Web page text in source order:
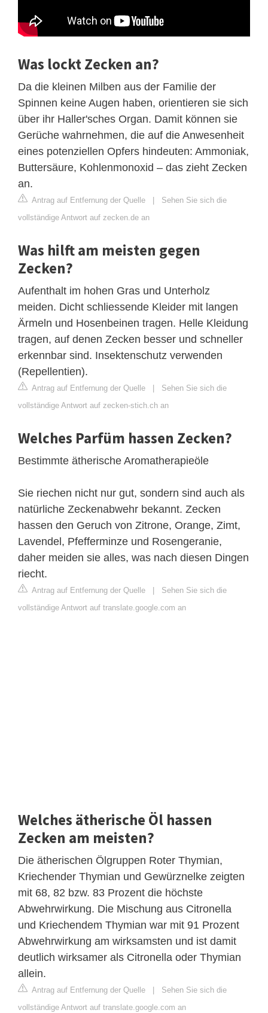
Was lockt Zecken an?
Da die kleinen Milben aus der Familie der
Spinnen keine Augen haben, orientieren sie sich
über ihr Haller'sches Organ. Damit können sie
Gerüche wahrnehmen, die auf die Anwesenheit
eines potenziellen Opfers hindeuten: Ammoniak,
Buttersäure, Kohlenmonoxid – das zieht Zecken
an.
Antrag auf Entfernung der Quelle | Sehen Sie sich die
vollständige Antwort auf zecken.de an
Was hilft am meisten gegen
Zecken?
Aufenthalt im hohen Gras und Unterholz
meiden. Dicht schliessende Kleider mit langen
Ärmeln und Hosenbeinen tragen. Helle Kleidung
tragen, auf denen Zecken besser und schneller
erkennbar sind. Insektenschutz verwenden
(Repellentien).
Antrag auf Entfernung der Quelle | Sehen Sie sich die
vollständige Antwort auf zecken-stich.ch an
Welches Parfüm hassen Zecken?
Bestimmte ätherische Aromatherapieöle
Sie riechen nicht nur gut, sondern sind auch als
natürliche Zeckenabwehr bekannt. Zecken
hassen den Geruch von Zitrone, Orange, Zimt,
Lavendel, Pfefferminze und Rosengeranie,
daher meiden sie alles, was nach diesen Dingen
riecht.
Antrag auf Entfernung der Quelle | Sehen Sie sich die
vollständige Antwort auf translate.google.com an
Welches ätherische Öl hassen
Zecken am meisten?
Die ätherischen Ölgruppen Roter Thymian,
Kriechender Thymian und Gewürznelke zeigten
mit 68, 82 bzw. 83 Prozent die höchste
Abwehrwirkung. Die Mischung aus Citronella
und Kriechendem Thymian war mit 91 Prozent
Abwehrwirkung am wirksamsten und ist damit
deutlich wirksamer als Citronella oder Thymian
allein.
Antrag auf Entfernung der Quelle | Sehen Sie sich die
vollständige Antwort auf translate.google.com an